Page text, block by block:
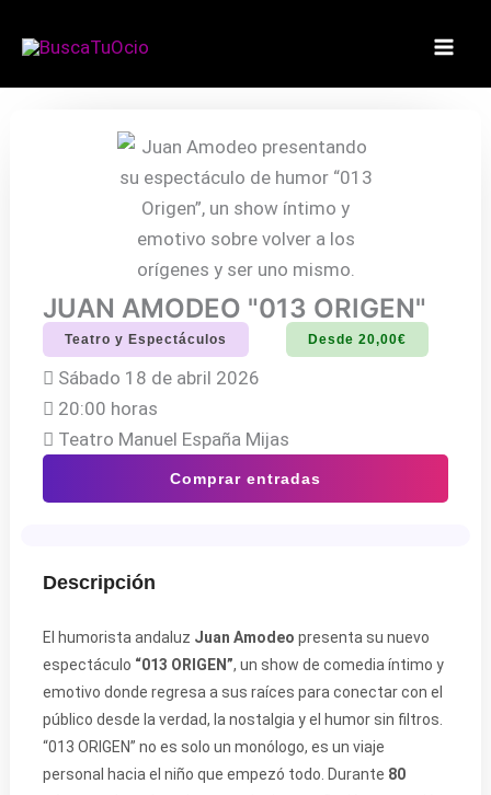
JUAN AMODEO "013 ORIGEN"
Teatro y Espectáculos Desde 20,00€
Sábado 18 de abril 2026
20:00 horas
Teatro Manuel España Mijas
Comprar entradas
Descripción
El humorista andaluz Juan Amodeo presenta su nuevo
espectáculo “013 ORIGEN”, un show de comedia íntimo y
emotivo donde regresa a sus raíces para conectar con el
público desde la verdad, la nostalgia y el humor sin filtros.
“013 ORIGEN” no es solo un monólogo, es un viaje
personal hacia el niño que empezó todo. Durante 80